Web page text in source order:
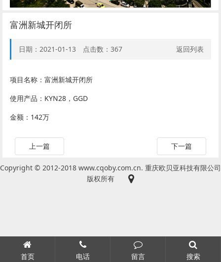
富洲新城开闭所
日期：2021-01-13 点击数： 367 返回列表
项目名称：富洲新城开闭所
使用产品：KYN28，GGD
金额：142万
上一篇 下一篇
Copyright © 2012-2018 www.cqoby.com.cn. 重庆欧贝亚科技有限公司
版权所有
首页 电话 留言 搜索